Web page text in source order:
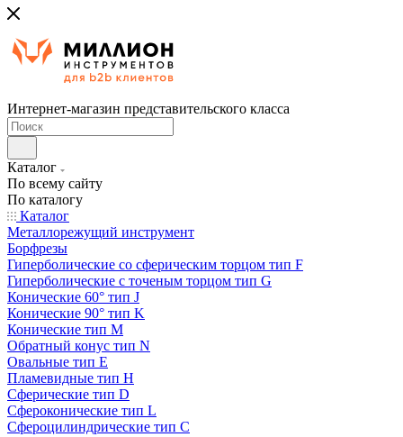
Интернет-магазин представительского класса
Каталог
По всему сайту
По каталогу
Каталог
Металлорежущий инструмент
Борфрезы
Гиперболические cо сферическим торцом тип F
Гиперболические с точеным торцом тип G
Конические 60° тип J
Конические 90° тип K
Конические тип M
Обратный конус тип N
Овальные тип E
Пламевидные тип H
Сферические тип D
Сфероконические тип L
Сфероцилиндрические тип C